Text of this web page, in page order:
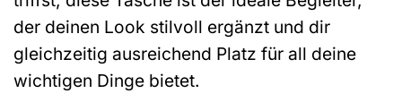
der deinen Look stilvoll ergänzt und dir
gleichzeitig ausreichend Platz für all deine
wichtigen Dinge bietet.